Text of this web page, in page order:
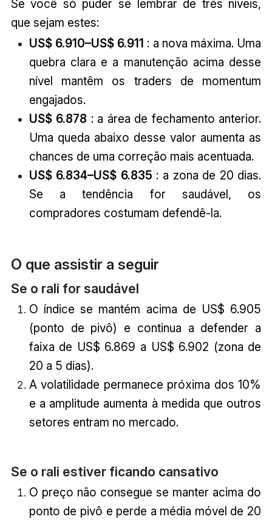
Se você só puder se lembrar de três níveis,
que sejam estes:
US$ 6.910–US$ 6.911 : a nova máxima. Uma
quebra clara e a manutenção acima desse
nível mantêm os traders de momentum
engajados.
US$ 6.878 : a área de fechamento anterior.
Uma queda abaixo desse valor aumenta as
chances de uma correção mais acentuada.
US$ 6.834–US$ 6.835 : a zona de 20 dias.
Se a tendência for saudável, os
compradores costumam defendê-la.
O que assistir a seguir
Se o rali for saudável
O índice se mantém acima de US$ 6.905
(ponto de pivô) e continua a defender a
faixa de US$ 6.869 a US$ 6.902 (zona de
20 a 5 dias).
A volatilidade permanece próxima dos 10%
e a amplitude aumenta à medida que outros
setores entram no mercado.
Se o rali estiver ficando cansativo
O preço não consegue se manter acima do
ponto de pivô e perde a média móvel de 20